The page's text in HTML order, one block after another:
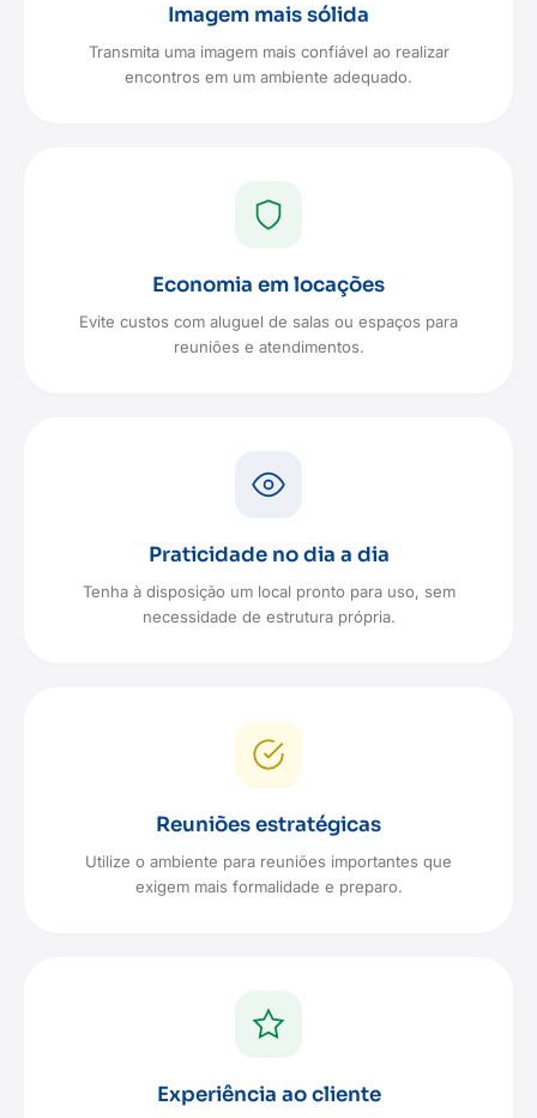
Imagem mais sólida
Transmita uma imagem mais confiável ao realizar
encontros em um ambiente adequado.
Economia em locações
Evite custos com aluguel de salas ou espaços para
reuniões e atendimentos.
Praticidade no dia a dia
Tenha à disposição um local pronto para uso, sem
necessidade de estrutura própria.
Reuniões estratégicas
Utilize o ambiente para reuniões importantes que
exigem mais formalidade e preparo.
Experiência ao cliente